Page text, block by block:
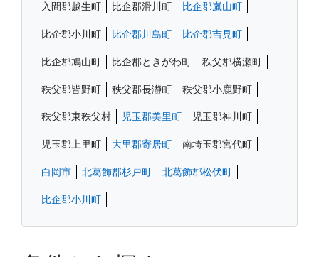
入間郡越生町 比企郡滑川町 比企郡嵐山町
比企郡小川町 比企郡川島町 比企郡吉見町
比企郡鳩山町 比企郡ときがわ町 秩父郡横瀬町
秩父郡皆野町 秩父郡長瀞町 秩父郡小鹿野町
秩父郡東秩父村 児玉郡美里町 児玉郡神川町
児玉郡上里町 大里郡寄居町 南埼玉郡宮代町
白岡市 北葛飾郡杉戸町 北葛飾郡松伏町
比企郡小川町